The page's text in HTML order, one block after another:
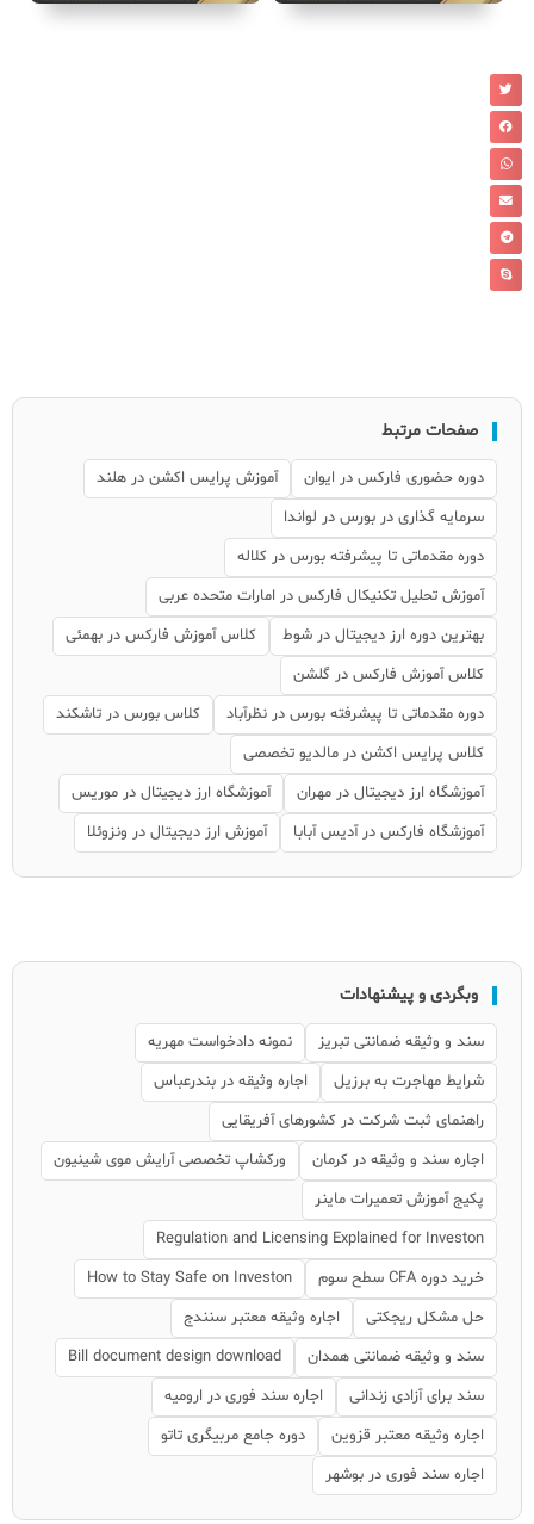
صفحات مرتبط
دوره حضوری فارکس در ایوان
آموزش پرایس اکشن در هلند
سرمایه گذاری در بورس در لواندا
دوره مقدماتی تا پیشرفته بورس در کلاله
آموزش تحلیل تکنیکال فارکس در امارات متحده عربی
بهترین دوره ارز دیجیتال در شوط
کلاس آموزش فارکس در بهمئی
کلاس آموزش فارکس در گلشن
دوره مقدماتی تا پیشرفته بورس در نظرآباد
کلاس بورس در تاشکند
کلاس پرایس اکشن در مالدیو تخصصی
آموزشگاه ارز دیجیتال در مهران
آموزشگاه ارز دیجیتال در موریس
آموزشگاه فارکس در آدیس آبابا
آموزش ارز دیجیتال در ونزوئلا
وبگردی و پیشنهادات
سند و وثیقه ضمانتی تبریز
نمونه دادخواست مهریه
شرایط مهاجرت به برزیل
اجاره وثیقه در بندرعباس
راهنمای ثبت شرکت در کشورهای آفریقایی
اجاره سند و وثیقه در کرمان
ورکشاپ تخصصی آرایش موی شینیون
پکیج آموزش تعمیرات ماینر
Regulation and Licensing Explained for Investon
خرید دوره CFA سطح سوم
How to Stay Safe on Investon
حل مشکل ریجکتی
اجاره وثیقه معتبر سنندج
سند و وثیقه ضمانتی همدان
Bill document design download
سند برای آزادی زندانی
اجاره سند فوری در ارومیه
اجاره وثیقه معتبر قزوین
دوره جامع مربیگری تاتو
اجاره سند فوری در بوشهر